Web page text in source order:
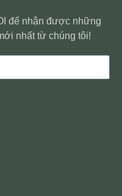
để nhận được những
nhất từ chúng tôi!